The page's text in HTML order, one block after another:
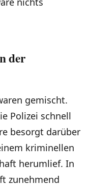
der
gemischt.
Polizei schnell
besorgt darüber
kriminellen
herumlief. In
zunehmend